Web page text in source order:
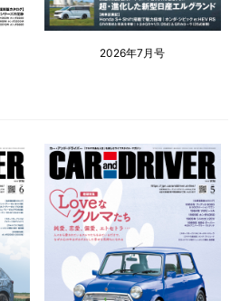
2026年7月号